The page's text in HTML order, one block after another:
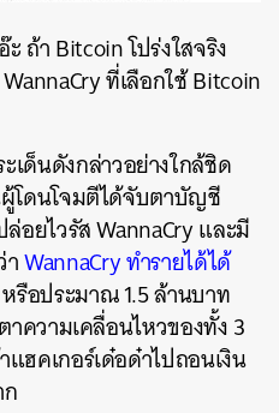
ถ้า Bitcoin โปร่งใสจริง
ที่เลือกใช้ Bitcoin
เด็นดังกล่าวอย่างใกล้ชิด
โดนโจมตีได้จับตาบัญชี
ยไวรัส WannaCry และมี
WannaCry ทำรายได้ได้
รือประมาณ 1.5 ล้านบาท
ความเคลื่อนไหวของทั้ง 3
ฮคเกอร์เด๋อด๋าไปถอนเงิน